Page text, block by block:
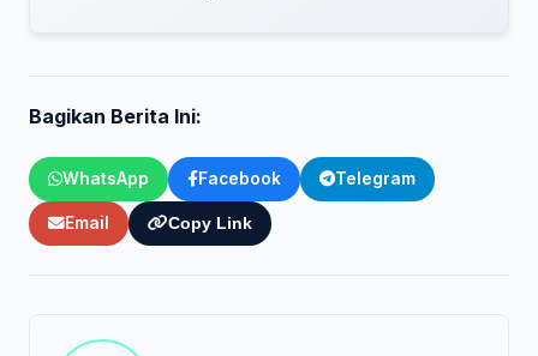
Bagikan Berita Ini:
WhatsApp Facebook Telegram
Email Copy Link